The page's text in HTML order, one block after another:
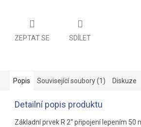
ZEPTAT SE SDÍLET
Popis Související soubory (1) Diskuze
Detailní popis produktu
Základní prvek R 2“ připojení lepením 50